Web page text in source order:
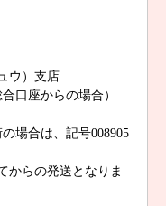
ウ）支店
口座からの場合）
場合は、記号008905
からの発送となりま